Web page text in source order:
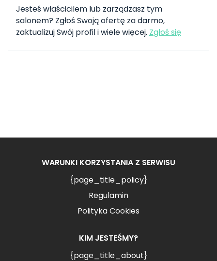
Jesteś właścicilem lub zarządzasz tym
salonem? Zgłoś Swoją ofertę za darmo,
zaktualizuj Swój profil i wiele więcej. Zgłoś się
WARUNKI KORZYSTANIA Z SERWISU
{page_title_policy}
Regulamin
Polityka Cookies
KIM JESTEŚMY?
{page_title_about}